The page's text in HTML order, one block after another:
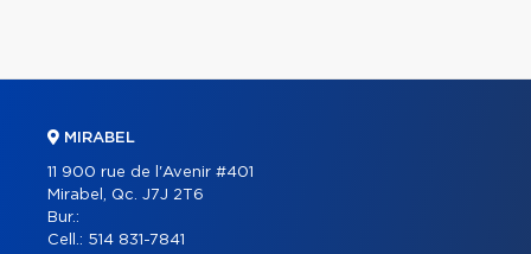
MIRABEL
11 900 rue de l'Avenir #401
Mirabel, Qc. J7J 2T6
Bur.:
Cell.: 514 831-7841